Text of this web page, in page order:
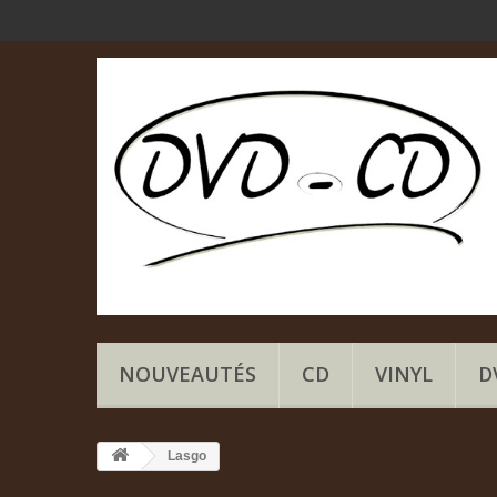
NOUVEAUTÉS CD VINYL
Lasgo